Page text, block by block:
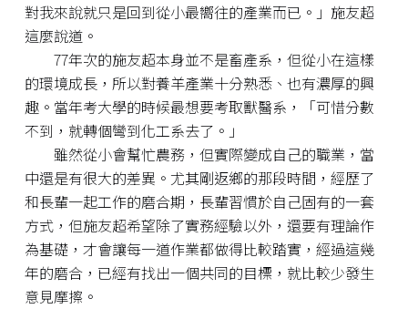
對我來說就只是回到從小最嚮往的產業而已。」施友超
這麼說道。
77年次的施友超本身並不是畜產系，但從小在這樣
的環境成長，所以對養羊產業十分熟悉、也有濃厚的興
趣。當年考大學的時候最想要考取獸醫系，「可惜分數
不到，就轉個彎到化工系去了。」
雖然從小會幫忙農務，但實際變成自己的職業，當
中還是有很大的差異。尤其剛返鄉的那段時間，經歷了
和長輩一起工作的磨合期，長輩習慣於自己固有的一套
方式，但施友超希望除了實務經驗以外，還要有理論作
為基礎，才會讓每一道作業都做得比較踏實，經過這幾
年的磨合，已經有找出一個共同的目標，就比較少發生
意見摩擦。